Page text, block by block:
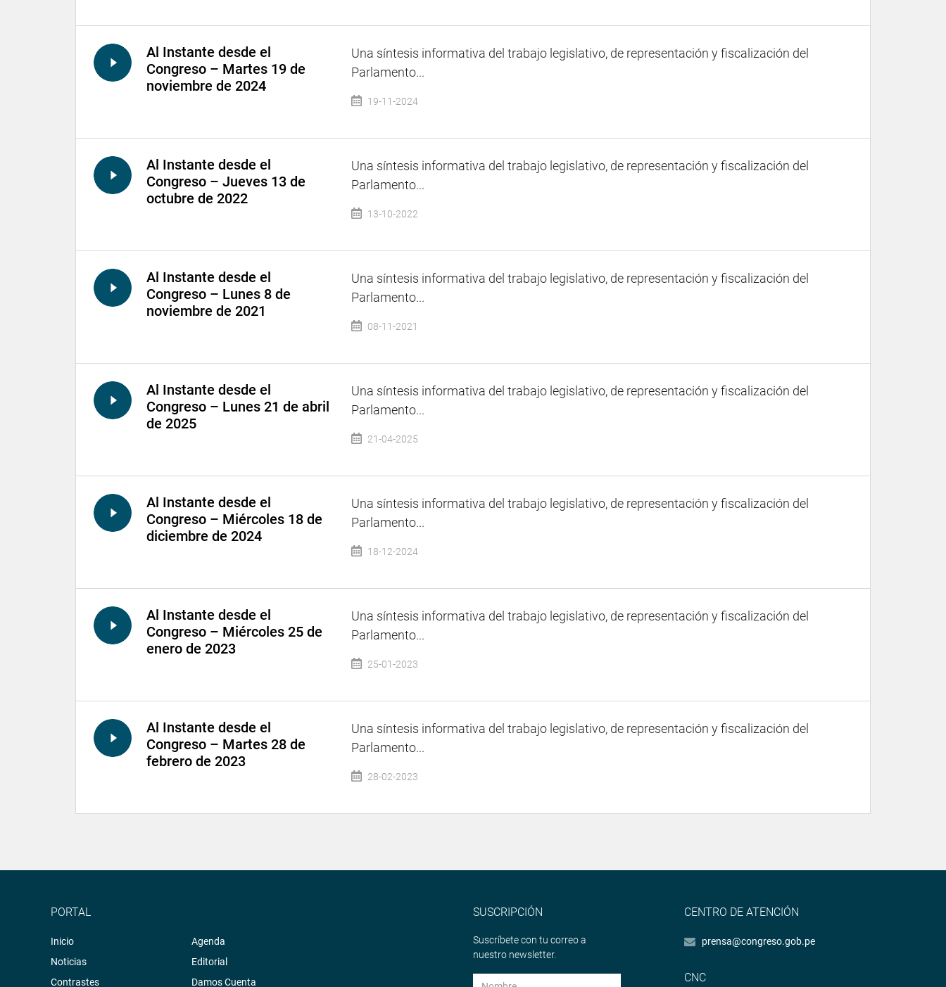
Al Instante desde el
Congreso – Martes 19 de
noviembre de 2024
Una síntesis informativa del trabajo legislativo, de representación y fiscalización del
Parlamento...
19-11-2024
Al Instante desde el
Congreso – Jueves 13 de
octubre de 2022
Una síntesis informativa del trabajo legislativo, de representación y fiscalización del
Parlamento...
13-10-2022
Al Instante desde el
Congreso – Lunes 8 de
noviembre de 2021
Una síntesis informativa del trabajo legislativo, de representación y fiscalización del
Parlamento...
08-11-2021
Al Instante desde el
Congreso – Lunes 21 de abril
de 2025
Una síntesis informativa del trabajo legislativo, de representación y fiscalización del
Parlamento...
21-04-2025
Al Instante desde el
Congreso – Miércoles 18 de
diciembre de 2024
Una síntesis informativa del trabajo legislativo, de representación y fiscalización del
Parlamento...
18-12-2024
Al Instante desde el
Congreso – Miércoles 25 de
enero de 2023
Una síntesis informativa del trabajo legislativo, de representación y fiscalización del
Parlamento...
25-01-2023
Al Instante desde el
Congreso – Martes 28 de
febrero de 2023
Una síntesis informativa del trabajo legislativo, de representación y fiscalización del
Parlamento...
28-02-2023
PORTAL
Inicio
Noticias
Contrastes
Agenda
Editorial
Damos Cuenta
SUSCRIPCIÓN
Suscríbete con tu correo a
nuestro newsletter.
CENTRO DE ATENCIÓN
prensa@congreso.gob.pe
CNC